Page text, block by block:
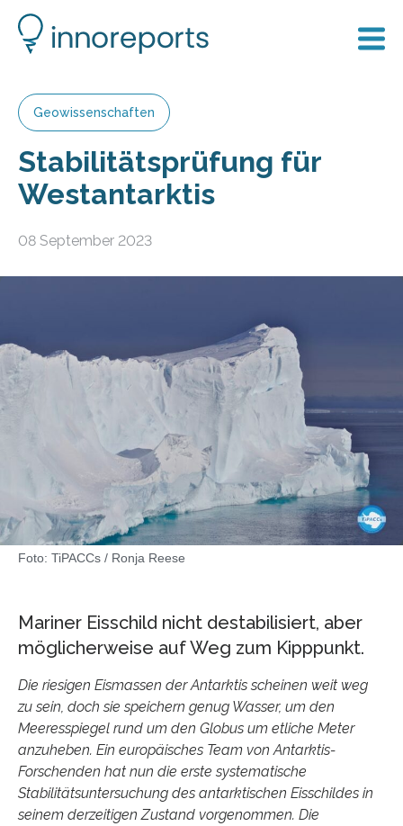
Geowissenschaften
Stabilitätsprüfung für
Westantarktis
08 September 2023
Foto: TiPACCs / Ronja Reese
Mariner Eisschild nicht destabilisiert, aber
möglicherweise auf Weg zum Kipppunkt.
Die riesigen Eismassen der Antarktis scheinen weit weg
zu sein, doch sie speichern genug Wasser, um den
Meeresspiegel rund um den Globus um etliche Meter
anzuheben. Ein europäisches Team von Antarktis-
Forschenden hat nun die erste systematische
Stabilitätsuntersuchung des antarktischen Eisschildes in
seinem derzeitigen Zustand vorgenommen. Die